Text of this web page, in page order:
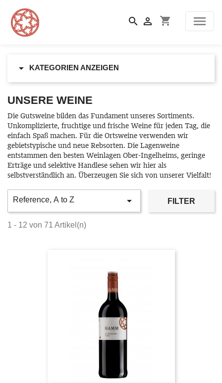

shopping_cart


 KATEGORIEN ANZEIGEN
UNSERE WEINE
Die Gutsweine bilden das Fundament unseres Sortiments.
Unkomplizierte, fruchtige und frische Weine für jeden Tag, die
einfach Spaß machen. Für die Ortsweine verwenden wir
gebietstypische und neue Rebsorten. Die Lagenweine
entstammen den besten Weinlagen Ober-Ingelheims, geringe
Erträge und selektive Handlese sehen wir hier als
selbstverständlich an. Überzeugen Sie sich von unserer Vielfalt!
Reference, A to Z  FILTER
1 - 12 von 71 Artikel(n)